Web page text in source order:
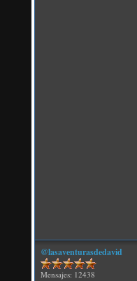
@lasaventurasdedavid
Mensajes: 12438